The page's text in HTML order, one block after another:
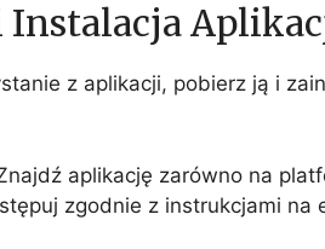
Instalacja
z aplikacji, pobierz ją i
aplikację zarówno na
zgodnie z instrukcjami na